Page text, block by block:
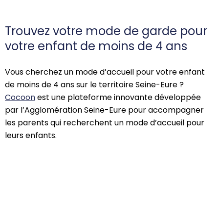
Trouvez votre mode de garde pour
votre enfant de moins de 4 ans
Vous cherchez un mode d’accueil pour votre enfant
de moins de 4 ans sur le territoire Seine-Eure ?
Cocoonest une plateforme innovante développée
par l’Agglomération Seine-Eure pour accompagner
les parents qui recherchent un mode d’accueil pour
leurs enfants.